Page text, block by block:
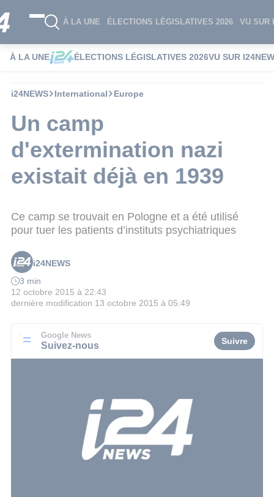
À LA UNE ÉLECTIONS LÉGISLATIVES 2026 VU SUR
À LA UNE ÉLECTIONS LÉGISLATIVES 2026VU SUR
i24NEWS International Europe
Un camp
d'extermination nazi
existait déjà en 1939
Ce camp se trouvait en Pologne et a été utilisé
pour tuer les patients d’instituts psychiatriques
i24NEWS
3 min
12 octobre 2015 à 22:43
dernière modification 13 octobre 2015 à 05:49
Google News
Suivez-nous Suivre